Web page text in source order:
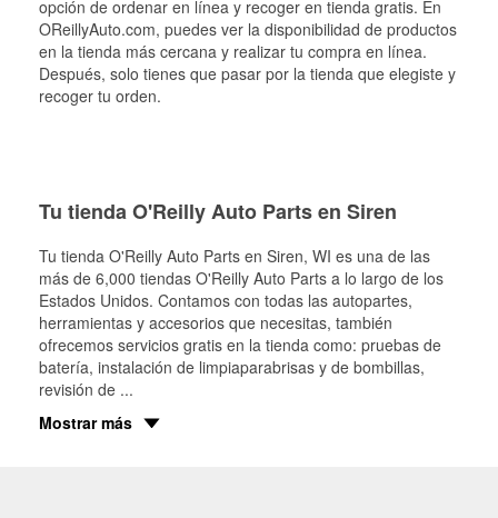
opción de ordenar en línea y recoger en tienda gratis. En
OReillyAuto.com, puedes ver la disponibilidad de productos
en la tienda más cercana y realizar tu compra en línea.
Después, solo tienes que pasar por la tienda que elegiste y
recoger tu orden.
Tu tienda O'Reilly Auto Parts en Siren
Tu tienda O'Reilly Auto Parts en Siren, WI es una de las
más de 6,000 tiendas O'Reilly Auto Parts a lo largo de los
Estados Unidos. Contamos con todas las autopartes,
herramientas y accesorios que necesitas, también
ofrecemos servicios gratis en la tienda como: pruebas de
batería, instalación de limpiaparabrisas y de bombillas,
revisión de ...
Mostrar más